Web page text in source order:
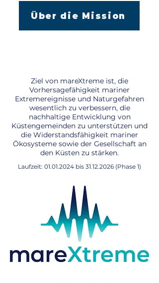
Ziel von mareXtreme ist, die
Vorhersagefähigkeit mariner
Extremereignisse und Naturgefahren
wesentlich zu verbessern, die
nachhaltige Entwicklung von
Küstengemeinden zu unterstützen und
die Widerstandsfähigkeit mariner
Ökosysteme sowie der Gesellschaft an
den Küsten zu stärken.
Über die Mission
Laufzeit: 01.01.2024 bis 31.12.2026 (Phase 1)